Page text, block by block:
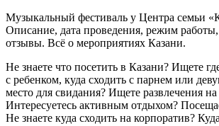
Музыкальный фестиваль у Центра семьи
Описание, дата проведения, режим
отзывы. Всё о мероприятиях Казани.
Не знаете что посетить в Казани? Ищете
с ребенком, куда сходить с парнем или
место для свидания? Ищете развлечения
Интересуетесь активным отдыхом?
Не знаете куда сходить на корпоратив?